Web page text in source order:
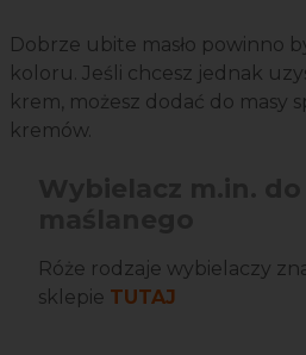
Dobrze ubite masło powinno
koloru. Jeśli chcesz jednak
krem, możesz dodać do masy
kremów.
Róże rodzaje wybielaczy
sklepie TUTAJ